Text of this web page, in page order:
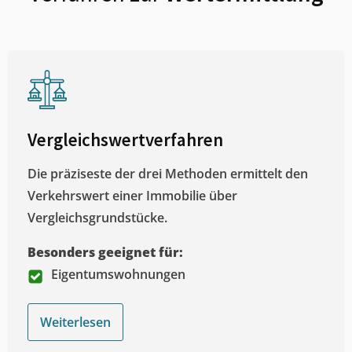
Vergleichswertverfahren
Die präziseste der drei Methoden ermittelt den
Verkehrswert einer Immobilie über
Vergleichsgrundstücke.
Besonders geeignet für:
Eigentumswohnungen
Weiterlesen